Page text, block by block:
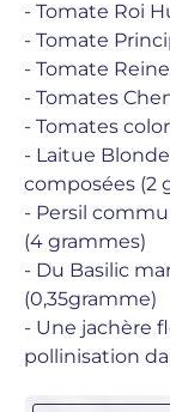
- Tomate Roi
- Tomate
- Tomate
- Tomates
- Tomates
- Laitue
composées (2
- Persil
(4 grammes)
- Du Basilic
(0,35gramme)
- Une jachère
pollinisation